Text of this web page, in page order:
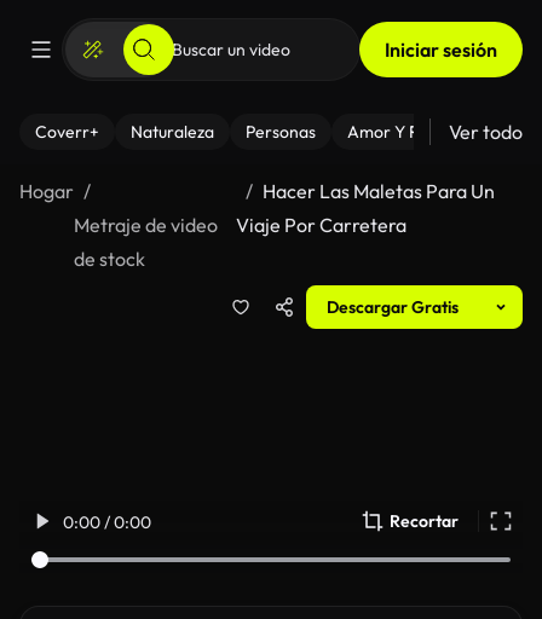
Iniciar sesión
Coverr+ Naturaleza Personas Amor Y Relaciones
Ver todo
Hogar
Metraje de video
de stock
Hacer Las Maletas Para Un
Viaje Por Carretera
Descargar Gratis
0:00 / 0:00 Recortar